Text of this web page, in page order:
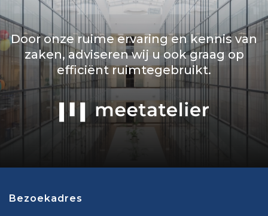
Door onze ruime ervaring en kennis van
zaken, adviseren wij u ook graag op
efficiënt ruimtegebruikt.
Bezoekadres